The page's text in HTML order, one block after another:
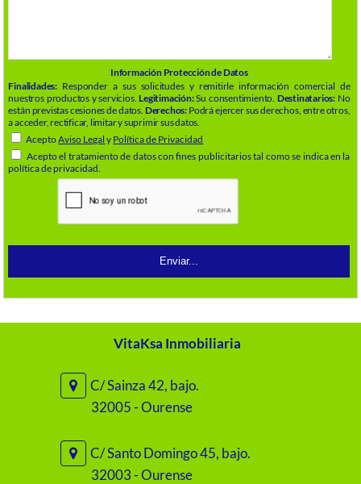
Información Protección de Datos
Finalidades: Responder a sus solicitudes y remitirle información comercial de
nuestros productos y servicios.Legitimación:Su consentimiento. Destinatarios:No
están previstas cesiones de datos. Derechos: Podrá ejercer sus derechos, entre otros,
a acceder, rectificar, limitar y suprimir sus datos.
AceptoAviso Legal y Política de Privacidad
Acepto el tratamiento de datos con fines publicitarios tal como se indica en la
política de privacidad.
VitaKsa Inmobiliaria
C/ Sainza 42, bajo.
32005 - Ourense
C/ Santo Domingo 45, bajo.
32003 - Ourense